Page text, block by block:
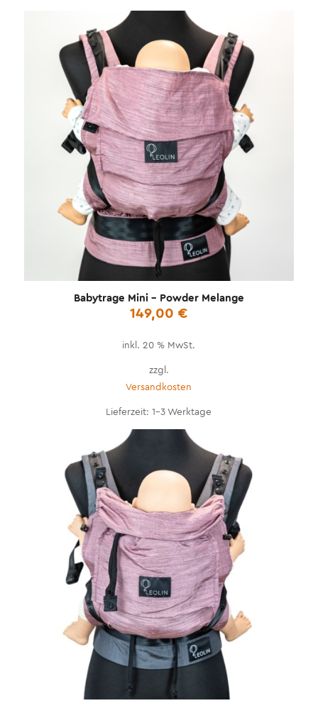
Babytrage Mini – Powder Melange
149,00 €
inkl. 20 % MwSt.
zzgl.
Versandkosten
Lieferzeit:1-3 Werktage